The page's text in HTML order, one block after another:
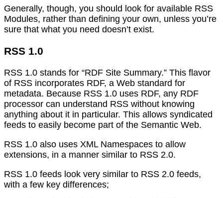
Generally, though, you should look for available RSS
Modules, rather than defining your own, unless you’re
sure that what you need doesn’t exist.
RSS 1.0
RSS 1.0 stands for “RDF Site Summary.” This flavor
of RSS incorporates RDF, a Web standard for
metadata. Because RSS 1.0 uses RDF, any RDF
processor can understand RSS without knowing
anything about it in particular. This allows syndicated
feeds to easily become part of the Semantic Web.
RSS 1.0 also uses XML Namespaces to allow
extensions, in a manner similar to RSS 2.0.
RSS 1.0 feeds look very similar to RSS 2.0 feeds,
with a few key differences;